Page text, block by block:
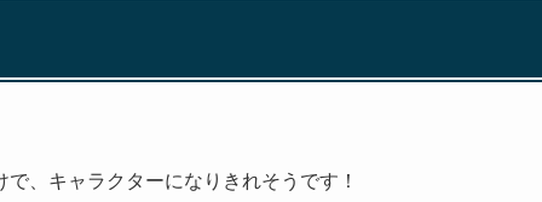
、キャラクターになりきれそうです！